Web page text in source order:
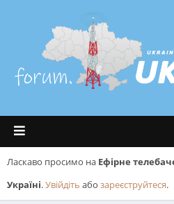
Ласкаво просимо на Ефірне
Україні.Увійдіть або зареєструйтеся.